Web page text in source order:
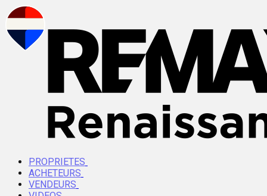
PROPRIETES
ACHETEURS
VENDEURS